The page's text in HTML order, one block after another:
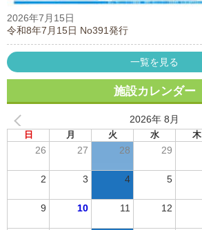
2026年7月15日
令和8年7月15日 No391発行
一覧を見る
施設カレンダー
2026年 8月
日 月 火 水 木
26 27 28 29
2 3 4 5
9 10 11 12